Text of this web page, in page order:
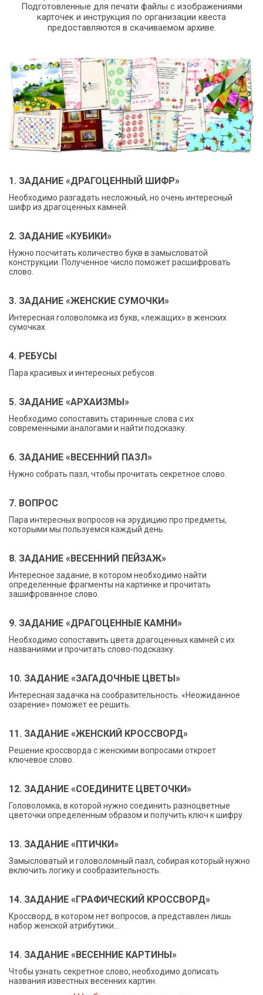
Подготовленные для печати файлы с изображениями
карточек и инструкция по организации квеста
предоставляются в скачиваемом архиве.
1. ЗАДАНИЕ «ДРАГОЦЕННЫЙ ШИФР»
Необходимо разгадать несложный, но очень интересный
шифр из драгоценных камней.
2. ЗАДАНИЕ «КУБИКИ»
Нужно посчитать количество букв в замысловатой
конструкции. Полученное число поможет расшифровать
слово.
3. ЗАДАНИЕ «ЖЕНСКИЕ СУМОЧКИ»
Интересная головоломка из букв, «лежащих» в женских
сумочках.
4. РЕБУСЫ
Пара красивых и интересных ребусов.
5. ЗАДАНИЕ «АРХАИЗМЫ»
Необходимо сопоставить старинные слова с их
современными аналогами и найти подсказку.
6. ЗАДАНИЕ «ВЕСЕННИЙ ПАЗЛ»
Нужно собрать пазл, чтобы прочитать секретное слово.
7. ВОПРОС
Пара интересных вопросов на эрудицию про предметы,
которыми мы пользуемся каждый день.
8. ЗАДАНИЕ «ВЕСЕННИЙ ПЕЙЗАЖ»
Интересное задание, в котором необходимо найти
определенные фрагменты на картинке и прочитать
зашифрованное слово.
9. ЗАДАНИЕ «ДРАГОЦЕННЫЕ КАМНИ»
Необходимо сопоставить цвета драгоценных камней с их
названиями и прочитать слово-подсказку.
10. ЗАДАНИЕ «ЗАГАДОЧНЫЕ ЦВЕТЫ»
Интересная задачка на сообразительность. «Неожиданное
озарение» поможет ее решить.
11. ЗАДАНИЕ «ЖЕНСКИЙ КРОССВОРД»
Решение кроссворда с женскими вопросами откроет
ключевое слово.
12. ЗАДАНИЕ «СОЕДИНИТЕ ЦВЕТОЧКИ»
Головоломка, в которой нужно соединить разноцветные
цветочки определенным образом и получить ключ к шифру.
13. ЗАДАНИЕ «ПТИЧКИ»
Замысловатый и головоломный пазл, собирая который нужно
включить логику и сообразительность.
14. ЗАДАНИЕ «ГРАФИЧЕСКИЙ КРОССВОРД»
Кроссворд, в котором нет вопросов, а представлен лишь
набор женской атрибутики...
14. ЗАДАНИЕ «ВЕСЕННИЕ КАРТИНЫ»
Чтобы узнать секретное слово, необходимо дописать
названия известных весенних картин.